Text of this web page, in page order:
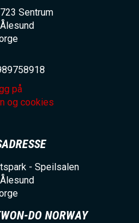
Sentrum
Ålesund
på
og cookies
- Speilsalen
Ålesund
DO NORWAY